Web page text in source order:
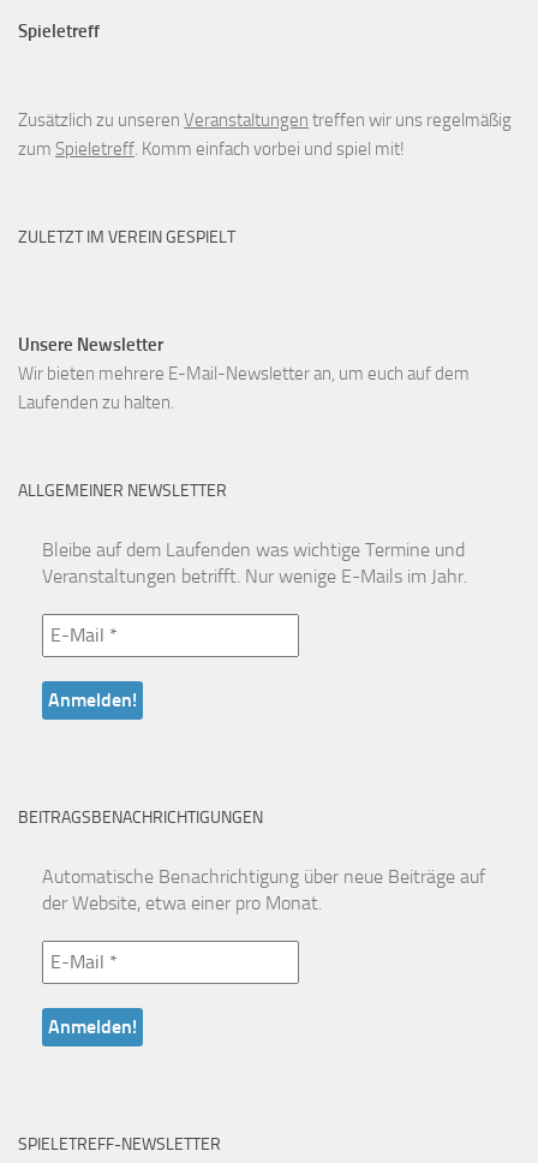
Spieletreff
Zusätzlich zu unseren Veranstaltungen treffen wir uns regelmäßig
zum Spieletreff. Komm einfach vorbei und spiel mit!
ZULETZT IM VEREIN GESPIELT
Unsere Newsletter
Wir bieten mehrere E-Mail-Newsletter an, um euch auf dem
Laufenden zu halten.
ALLGEMEINER NEWSLETTER
Bleibe auf dem Laufenden was wichtige Termine und
Veranstaltungen betrifft. Nur wenige E-Mails im Jahr.
BEITRAGSBENACHRICHTIGUNGEN
Automatische Benachrichtigung über neue Beiträge auf
der Website, etwa einer pro Monat.
SPIELETREFF-NEWSLETTER